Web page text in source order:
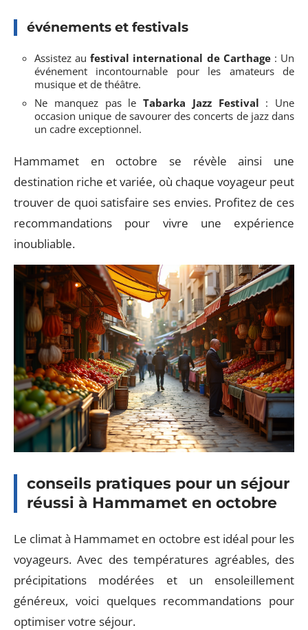
événements et festivals
Assistez aufestival international de Carthage: Un
événement incontournable pour les amateurs de
musique et de théâtre.
Ne manquez pas le Tabarka Jazz Festival : Une
occasion unique de savourer des concerts de jazz dans
un cadre exceptionnel.
Hammamet en octobre se révèle ainsi une
destination riche et variée, où chaque voyageur peut
trouver de quoi satisfaire ses envies. Profitez de ces
recommandations pour vivre une expérience
inoubliable.
conseils pratiques pour un séjour
réussi à Hammamet en octobre
Le climat à Hammamet en octobre est idéal pour les
voyageurs. Avec des températures agréables, des
précipitations modérées et un ensoleillement
généreux, voici quelques recommandations pour
optimiser votre séjour.